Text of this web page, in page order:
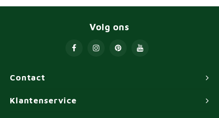
Contact
Volg ons
Klantenservice